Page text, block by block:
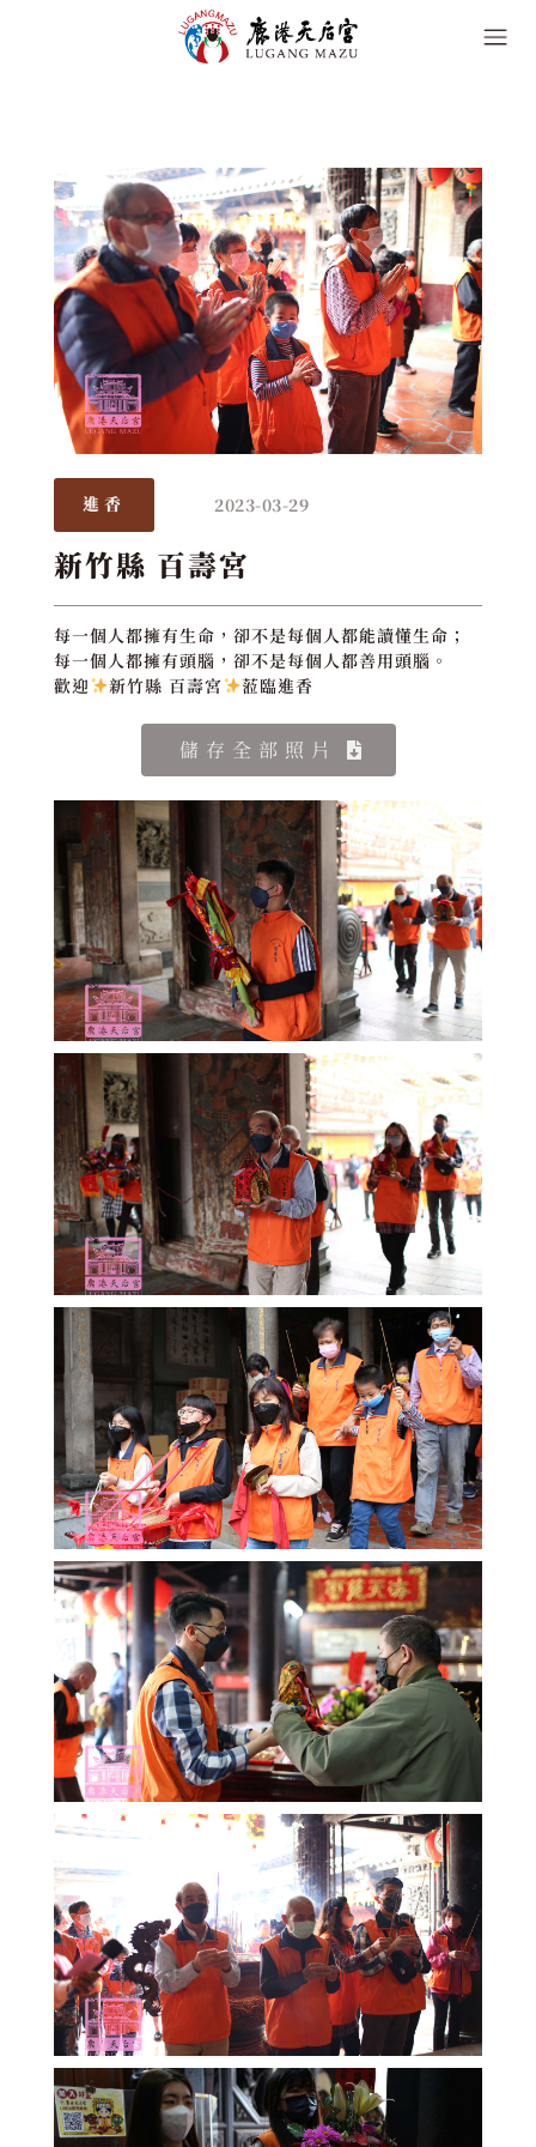
進香 2023-03-29
新竹縣 百壽宮
每一個人都擁有生命，卻不是每個人都能讀懂生命；
每一個人都擁有頭腦，卻不是每個人都善用頭腦。
歡迎
新竹縣 百壽宮 蒞臨進香
儲存全部照片